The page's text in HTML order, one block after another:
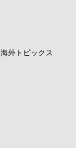
海外トピックス